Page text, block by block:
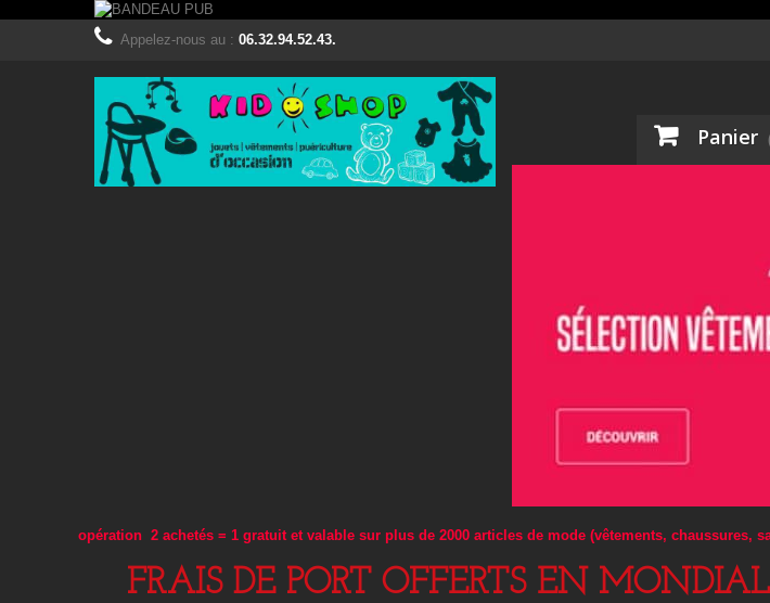
Appelez-nous au : 06.32.94.52.43.
Panier
opération 2 achetés = 1 gratuit et valable sur plus de 2000 articles de mode (vêtements, chaussures,
FRAIS DE PORT OFFERTS EN